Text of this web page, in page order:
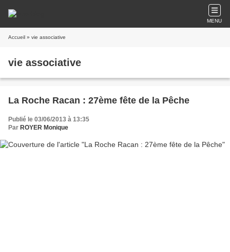
MENU
Accueil » vie associative
vie associative
La Roche Racan : 27ème fête de la Pêche
Publié le 03/06/2013 à 13:35
Par ROYER Monique